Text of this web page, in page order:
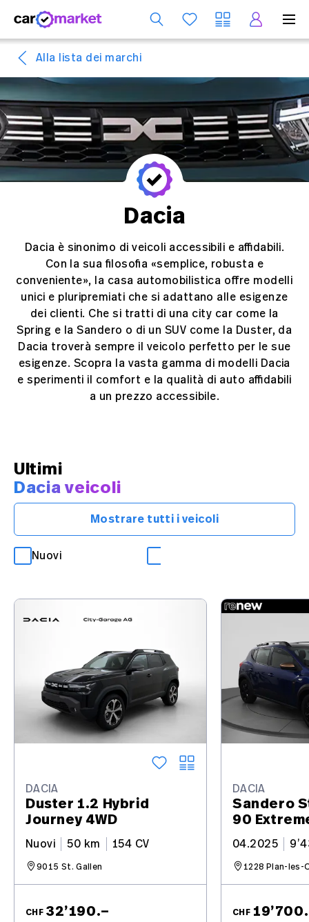
Alla lista dei marchi
Dacia
Dacia è sinonimo di veicoli accessibili e affidabili.
Con la sua filosofia «semplice, robusta e
conveniente», la casa automobilistica offre modelli
unici e pluripremiati che si adattano alle esigenze
dei clienti. Che si tratti di una city car come la
Spring e la Sandero o di un SUV come la Duster, da
Dacia troverà sempre il veicolo perfetto per le sue
esigenze. Scopra la vasta gamma di modelli Dacia
e sperimenti il comfort e la qualità di auto affidabili
a un prezzo accessibile.
Ultimi
Dacia veicoli
Mostrare tutti i veicoli
Nuovi
DACIA
Duster 1.2 Hybrid
Journey 4WD
Nuovi 50 km 154 CV
9015 St. Gallen
CHF 32’190.–
DACIA
Sandero
90
04.2025
1228 Plan-les-
CHF